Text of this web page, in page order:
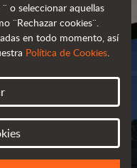
AUSA
MÁS
o seleccionar aquellas
¨Rechazar cookies¨.
en todo momento, así
Política de Cookies.